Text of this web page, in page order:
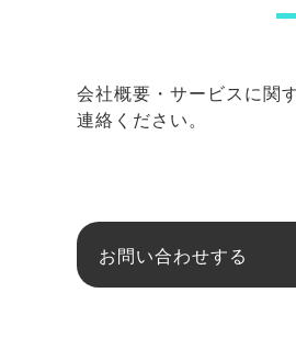
会社概要・サービスに関
連絡ください。
お問い合わせする